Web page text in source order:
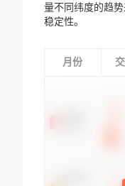
量不同纬度的趋
稳定性。
月份